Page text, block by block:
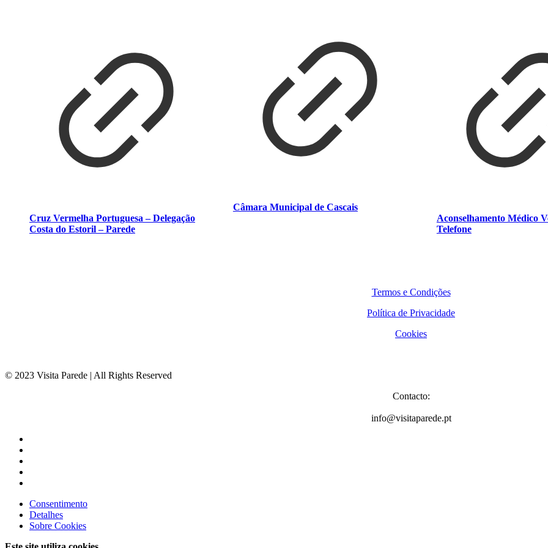
Cruz Vermelha Portuguesa – Delegação
Costa do Estoril – Parede
Câmara Municipal de Cascais
Aconselhamento Médico
Telefone
Termos e Condições
Política de Privacidade
Cookies
© 2023 Visita Parede | All Rights Reserved
Contacto:
info@visitaparede.pt
Consentimento
Detalhes
Sobre Cookies